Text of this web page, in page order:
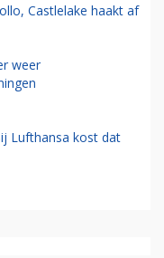
Castlelake haakt af
weer
Lufthansa kost dat